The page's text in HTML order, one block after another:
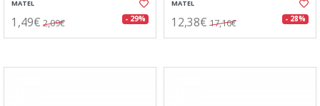
MATEL
1,49€ 2,09€ - 29%
MATEL
12,38€ 17,16€ - 28%